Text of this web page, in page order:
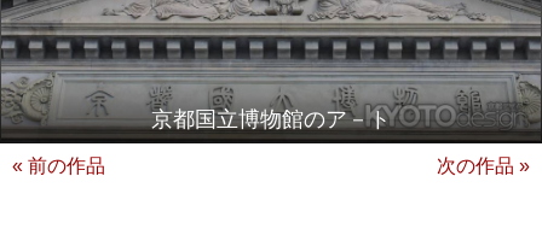
京都国立博物館のア－ト
« 前の作品 次の作品 »